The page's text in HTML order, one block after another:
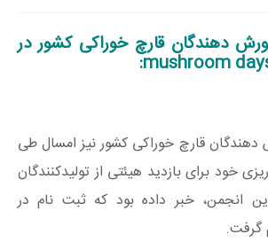
دهندگان قارچ خوراکی کشور در
قارچ خوراکی کشور نیز امسال طی
خود برای بازدید هيئتی از توليدكنندگان
انجمن، خبر داده بود که ثبت نام در